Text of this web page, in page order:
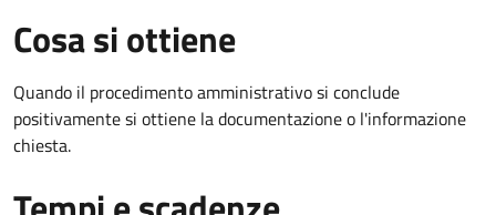
Cosa si ottiene
Quando il procedimento amministrativo si conclude
positivamente si ottiene la documentazione o l'informazione
chiesta.